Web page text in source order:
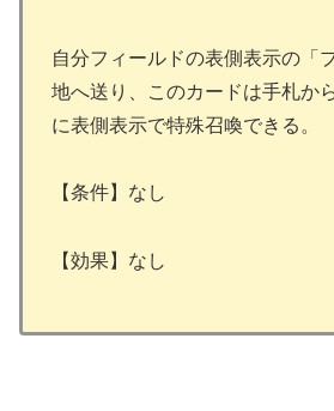
自分フィールドの表側表示の「
地へ送り、このカードは手札か
に表側表示で特殊召喚できる。
【条件】なし
【効果】なし